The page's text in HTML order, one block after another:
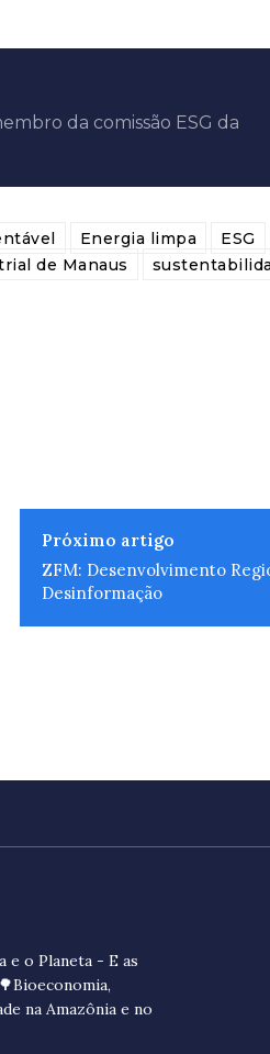
da comissão ESG da
Energia limpa
ESG
de Manaus
Próximo artigo
ZFM: Desenvolvimento
Desinformação
e o Planeta - E as
na Amazônia e no